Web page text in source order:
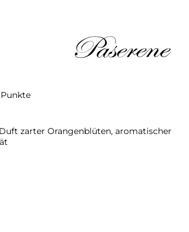
zarter Orangenblüten, aromatischer